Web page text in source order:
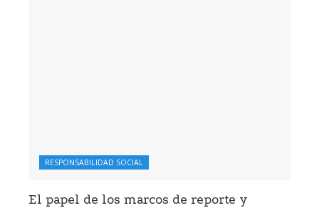
RESPONSABILIDAD SOCIAL
El papel de los marcos de reporte y